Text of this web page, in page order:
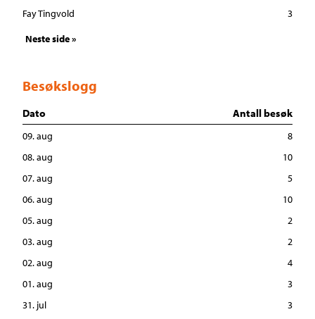
Fay Tingvold
3
Neste side »
Besøkslogg
Dato Antall besøk
09. aug
8
08. aug
10
07. aug
5
06. aug
10
05. aug
2
03. aug
2
02. aug
4
01. aug
3
31. jul
3